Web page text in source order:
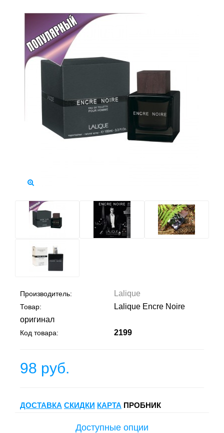
Производитель: Lalique
Товар:
Lalique Encre Noire
оригинал
Код товара: 2199
98 руб.
ДОСТАВКА СКИДКИ КАРТА ПРОБНИК
Доступные опции